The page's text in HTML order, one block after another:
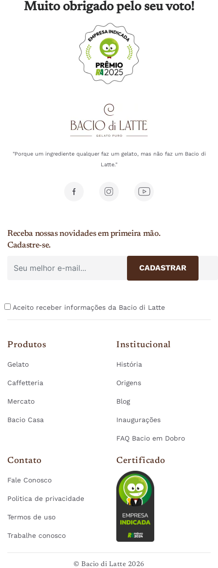
Muito obrigado pelo seu voto!
"Porque um ingrediente qualquer faz um gelato, mas não faz um Bacio di
Latte."
Receba nossas novidades em primeira mão.
Cadastre-se.
Aceito receber informações da Bacio di Latte
Produtos
Gelato
Caffetteria
Mercato
Bacio Casa
Institucional
História
Origens
Blog
Inaugurações
FAQ Bacio em Dobro
Contato
Fale Conosco
Politica de privacidade
Termos de uso
Trabalhe conosco
Certificado
© Bacio di Latte 2026